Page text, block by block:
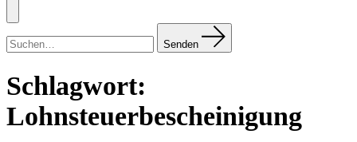
Menü
nach:
Senden
Schlagwort:
Lohnsteuerbescheinigung